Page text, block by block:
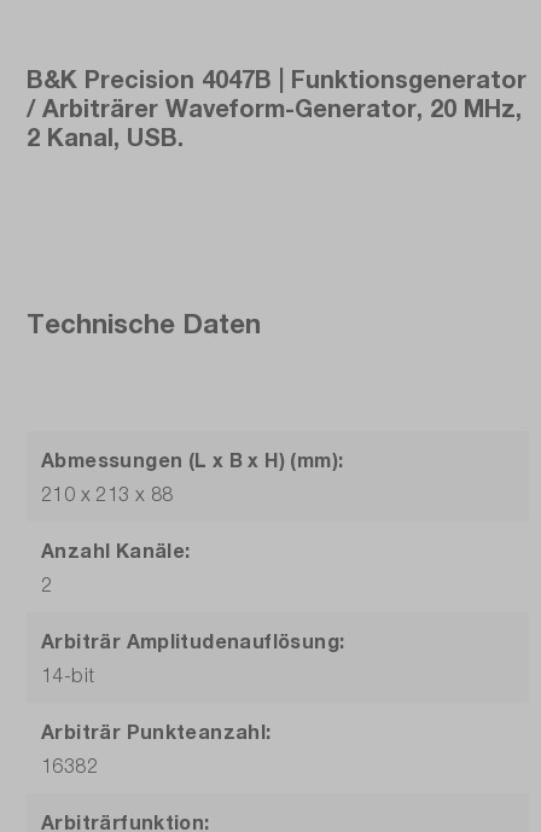
B&K Precision 4047B | Funktionsgenerator
/ Arbiträrer Waveform-Generator, 20 MHz,
2 Kanal, USB.
Technische Daten
Abmessungen (L x B x H) (mm):
210 x 213 x 88
Anzahl Kanäle:
2
Arbiträr Amplitudenauflösung:
14-bit
Arbiträr Punkteanzahl:
16382
Arbiträrfunktion: